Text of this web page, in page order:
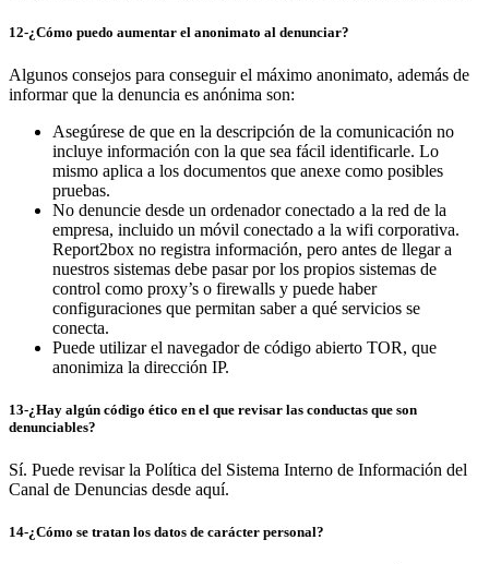
12-¿Cómo puedo aumentar el anonimato al denunciar?
Algunos consejos para conseguir el máximo anonimato, además de
informar que la denuncia es anónima son:
Asegúrese de que en la descripción de la comunicación no
incluye información con la que sea fácil identificarle. Lo
mismo aplica a los documentos que anexe como posibles
pruebas.
No denuncie desde un ordenador conectado a la red de la
empresa, incluido un móvil conectado a la wifi corporativa.
Report2box no registra información, pero antes de llegar a
nuestros sistemas debe pasar por los propios sistemas de
control como proxy’s o firewalls y puede haber
configuraciones que permitan saber a qué servicios se
conecta.
Puede utilizar el navegador de código abierto TOR, que
anonimiza la dirección IP.
13-¿Hay algún código ético en el que revisar las conductas que son
denunciables?
Sí. Puede revisar la Política del Sistema Interno de Información del
Canal de Denuncias desde aquí.
14-¿Cómo se tratan los datos de carácter personal?